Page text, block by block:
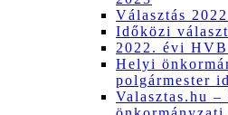
Választás 2022
Időközi
2022. évi
Helyi
polgármester
Valasztas.hu